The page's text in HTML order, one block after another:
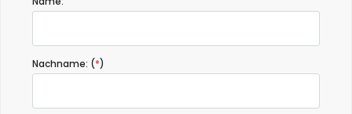
Nachname: (*)